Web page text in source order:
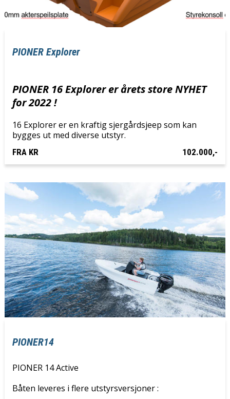
PIONER Explorer
PIONER 16 Explorer er årets store NYHET
for 2022 !
16 Explorer er en kraftig sjergårdsjeep som kan
bygges ut med diverse utstyr.
FRA KR 102.000,-
PIONER14
PIONER 14 Active
Båten leveres i flere utstyrsversjoner :